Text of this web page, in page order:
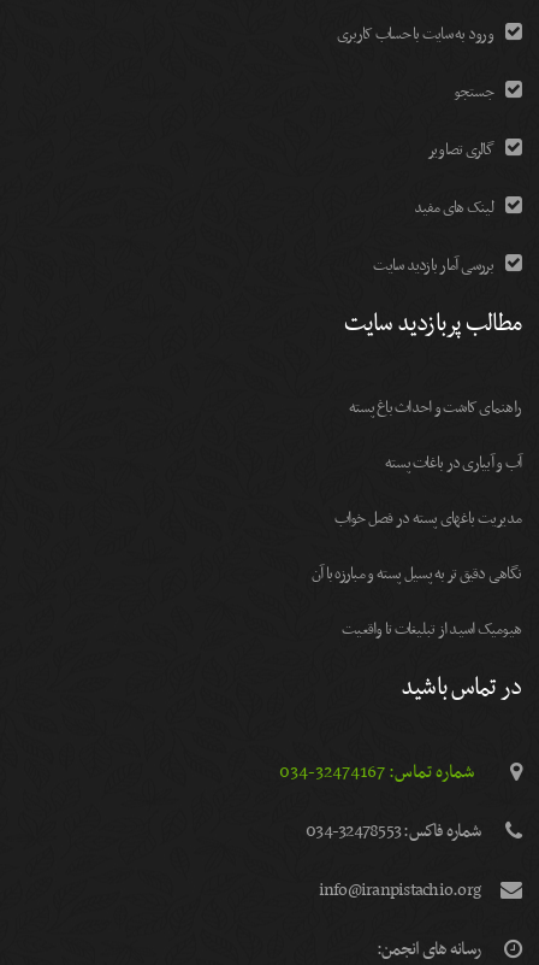
ورود به سایت با حساب کاربری
جستجو
گالری تصاویر
لینک های مفید
بررسی آمار بازدید سایت
مطالب پربازدید سایت
راهنمای کاشت و احداث باغ پسته
آب و آبیاری در باغات پسته
مديريت باغهای پسته در فصل خواب
نگاهی دقیق تر به پسیل پسته و مبارزه با آن
هیومیک اسید از تبلیغات تا واقعیت
در تماس باشید
شماره تماس: 32474167-034
شماره فاكس: 32478553-034
info@iranpistachio.org
رسانه های انجمن: